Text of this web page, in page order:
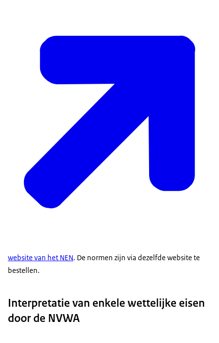
website van het NEN. De normen zijn via dezelfde website te
bestellen.
Interpretatie van enkele wettelijke eisen
door de NVWA